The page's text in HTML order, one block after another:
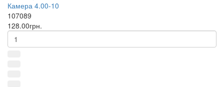
Камера 4.00-10
107089
128.00грн.